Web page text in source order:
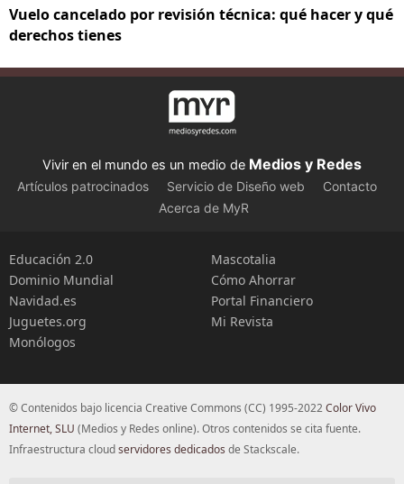
Vuelo cancelado por revisión técnica: qué hacer y qué
derechos tienes
Vivir en el mundo es un medio de Medios y Redes
Artículos patrocinados Servicio de Diseño web
Contacto
Acerca de MyR
Educación 2.0
Dominio Mundial
Navidad.es
Juguetes.org
Monólogos
Mascotalia
Cómo Ahorrar
Portal Financiero
Mi Revista
© Contenidos bajo licencia Creative Commons (CC) 1995-2022Color Vivo
Internet, SLU (Medios y Redes online). Otros contenidos se cita fuente.
Infraestructura cloudservidores dedicados de Stackscale.